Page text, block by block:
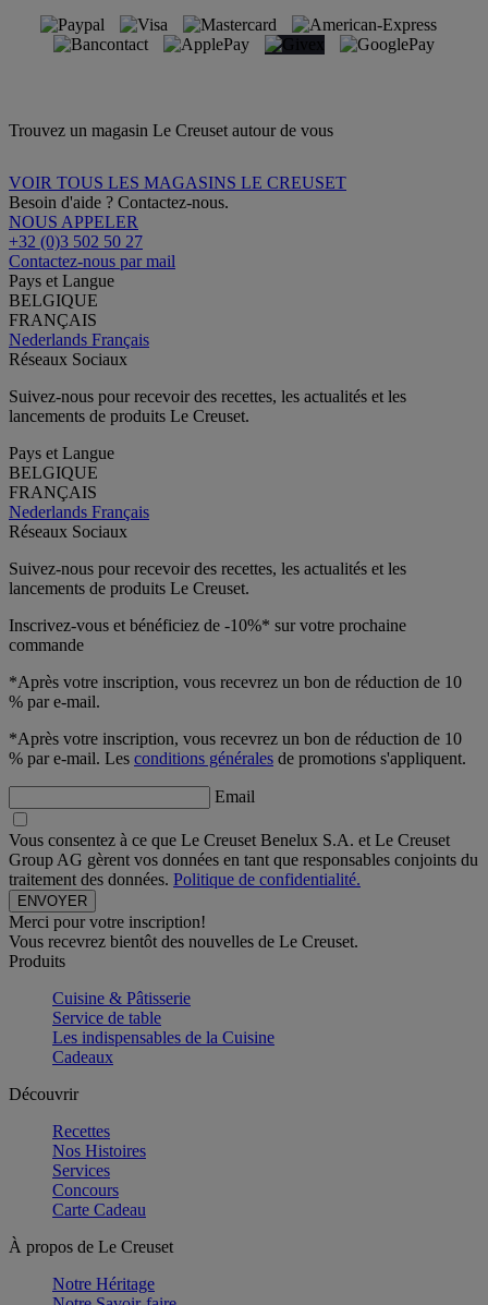
Trouvez un magasin Le Creuset autour de vous
VOIR TOUS LES MAGASINS LE CREUSET
Besoin d'aide ? Contactez-nous.
NOUS APPELER
+32 (0)3 502 50 27
Contactez-nous par mail
Pays et Langue
BELGIQUE
FRANÇAIS
Nederlands Français
Réseaux Sociaux
Suivez-nous pour recevoir des recettes, les actualités et les
lancements de produits Le Creuset.
Pays et Langue
BELGIQUE
FRANÇAIS
Nederlands Français
Réseaux Sociaux
Suivez-nous pour recevoir des recettes, les actualités et les
lancements de produits Le Creuset.
Inscrivez-vous et bénéficiez de -10%* sur votre prochaine
commande
*Après votre inscription, vous recevrez un bon de réduction de 10
% par e-mail.
*Après votre inscription, vous recevrez un bon de réduction de 10
% par e-mail. Les conditions générales de promotions s'appliquent.
Email
Vous consentez à ce que Le Creuset Benelux S.A. et Le Creuset
Group AG gèrent vos données en tant que responsables conjoints du
traitement des données. Politique de confidentialité.
Merci pour votre inscription!
Vous recevrez bientôt des nouvelles de Le Creuset.
Produits
Cuisine & Pâtisserie
Service de table
Les indispensables de la Cuisine
Cadeaux
Découvrir
Recettes
Nos Histoires
Services
Concours
Carte Cadeau
À propos de Le Creuset
Notre Héritage